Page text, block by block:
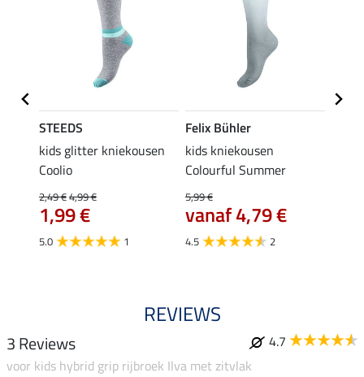
STEEDS
kids glitter kniekousen
Coolio
2,49 €4,99 €
1,99 €
5.0 1
Felix Bühler
kids kniekousen
Colourful Summer
5,99 €
vanaf 4,79 €
4.5 2
REVIEWS
3 Reviews
4.7
voor kids hybrid grip rijbroek Ilva met zitvlak